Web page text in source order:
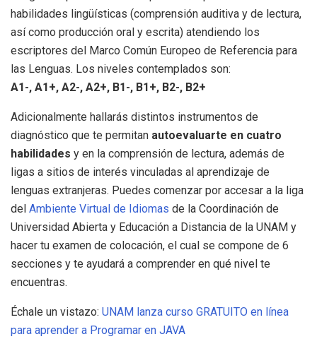
habilidades lingüísticas (comprensión auditiva y de lectura,
así como producción oral y escrita) atendiendo los
escriptores del Marco Común Europeo de Referencia para
las Lenguas. Los niveles contemplados son:
A1-, A1+, A2-, A2+, B1-, B1+, B2-, B2+
Adicionalmente hallarás distintos instrumentos de
diagnóstico que te permitan autoevaluarte en cuatro
habilidades y en la comprensión de lectura, además de
ligas a sitios de interés vinculadas al aprendizaje de
lenguas extranjeras. Puedes comenzar por accesar a la liga
del Ambiente Virtual de Idiomas de la Coordinación de
Universidad Abierta y Educación a Distancia de la UNAM y
hacer tu examen de colocación, el cual se compone de 6
secciones y te ayudará a comprender en qué nivel te
encuentras.
Échale un vistazo: UNAM lanza curso GRATUITO en línea
para aprender a Programar en JAVA